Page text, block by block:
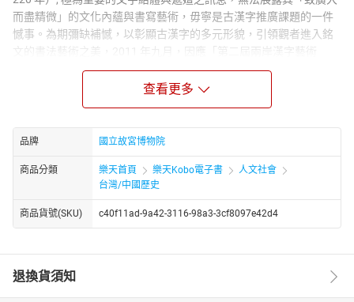
而盡精微」的文化內蘊與書寫藝術，毋寧是古漢字推廣課題的一件
憾事。為期彌缺補憾，以彰顯古漢字的多元形貌，引領觀者進入銘
文的書法藝術之美，2011 年九月，因應「第二屆兩岸漢字藝術
節」，我們特別製作了「非看不可的金文互動桌」，精選院藏20 件
商, 周迄漢的銅器與銘文，利用最新科技的高倍擴放技術，使長寬不
到兩公分的金文字形放大到數十公分, 於是字形的偏旁結構, 筆道的
鉅細靡遺, 纖毫畢現，普獲古文字界與書法界的高度讚賞。茲編所
錄，即此20 件極品銘文的清晰圖像，又增附以簡要的文字說明，讓
觀眾在親臨操作金文互動桌，欣喜贊歎之餘，更可以擁有此書，返
家展讀，作更多次, 更長時間的觀覽與臥遊。
查看更多
品牌 國立故宮博物院
商品分類 樂天首頁 樂天Kobo電子書
人文社會
台灣/中國歷史
商品貨號(SKU) c40f11ad-9a42-3116-98a3-3cf8097e42d4
退換貨須知